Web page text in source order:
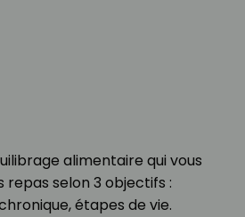
alimentaire qui vous
repas selon 3 objectifs :
étapes de vie.